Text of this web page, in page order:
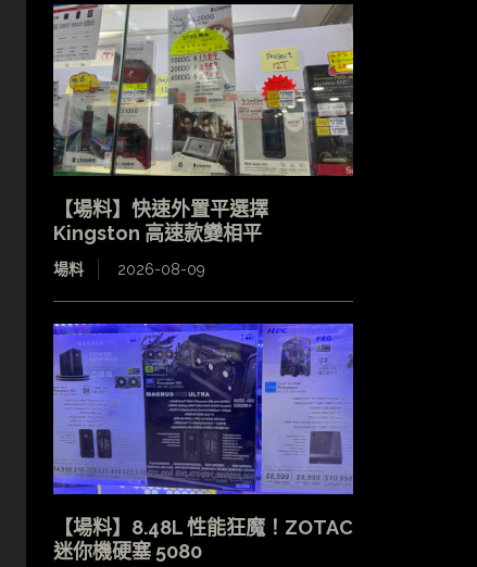
【場料】快速外置平選擇
Kingston 高速款變相平
場料 2026-08-09
【場料】8.48L 性能狂魔！ZOTAC
迷你機硬塞 5080